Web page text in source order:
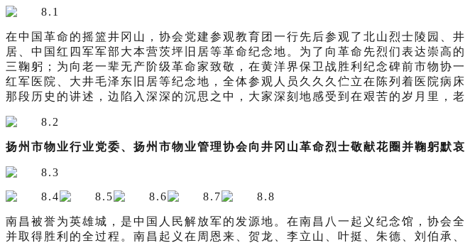
在中国革命的摇篮井冈山，协会党建参观教育团一行先后参观了北山烈士陵园、
居、中国红四军军部大本营茨坪旧居等革命纪念地。为了向革命先烈们表达崇
三鞠躬；为向老一辈无产阶级革命家致敬，在黄洋界保卫战胜利纪念碑前市物协
红军医院、大井毛泽东旧居等纪念地，全体参观人员久久久伫立在陈列着医院
那段历史的讲述，边陷入深深的沉思之中，大家深刻地感受到在艰苦的岁月里，
扬州市物业行业党委、扬州市物业管理协会向井冈山革命烈士敬献花圈并鞠躬默哀
南昌被誉为英雄城，是中国人民解放军的发源地。在南昌八一起义纪念馆，协会
并取得胜利的全过程。南昌起义在周恩来、贺龙、李立山、叶挺、朱德、刘伯承